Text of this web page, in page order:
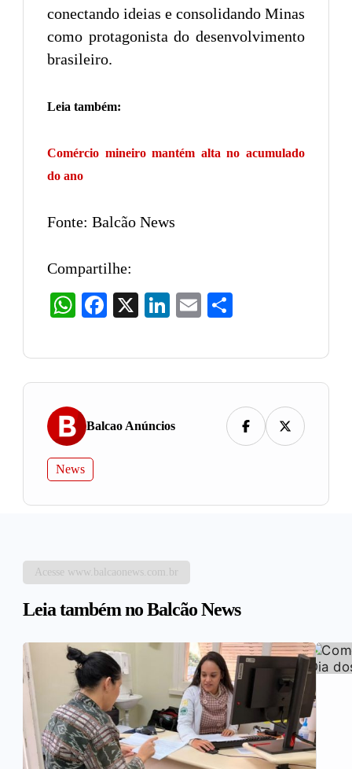
conectando ideias e consolidando Minas
como protagonista do desenvolvimento
brasileiro.
Leia também:
Comércio mineiro mantém alta no acumulado
do ano
Fonte: Balcão News
Compartilhe:
WhatsAppFacebook LinkedIn
Email
Balcao Anúncios
News
Acesse www.balcaonews.com.br
Leia também no Balcão News